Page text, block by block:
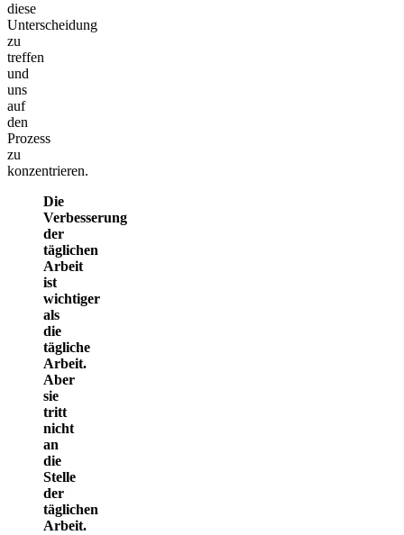
diese
Unterscheidung
zu
treffen
und
uns
auf
den
Prozess
zu
konzentrieren.
Die
Verbesserung
der
täglichen
Arbeit
ist
wichtiger
als
die
tägliche
Arbeit.
Aber
sie
tritt
nicht
an
die
Stelle
der
täglichen
Arbeit.